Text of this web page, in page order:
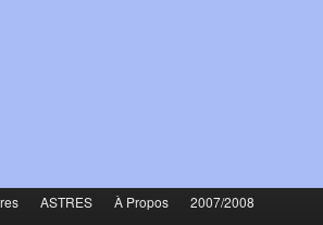
ASTRES À Propos
2007/2008